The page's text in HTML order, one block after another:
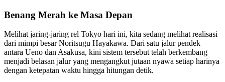
Benang Merah ke Masa Depan
Melihat jaring-jaring rel Tokyo hari ini, kita sedang melihat realisasi
dari mimpi besar Noritsugu Hayakawa. Dari satu jalur pendek
antara Ueno dan Asakusa, kini sistem tersebut telah berkembang
menjadi belasan jalur yang mengangkut jutaan nyawa setiap harinya
dengan ketepatan waktu hingga hitungan detik.